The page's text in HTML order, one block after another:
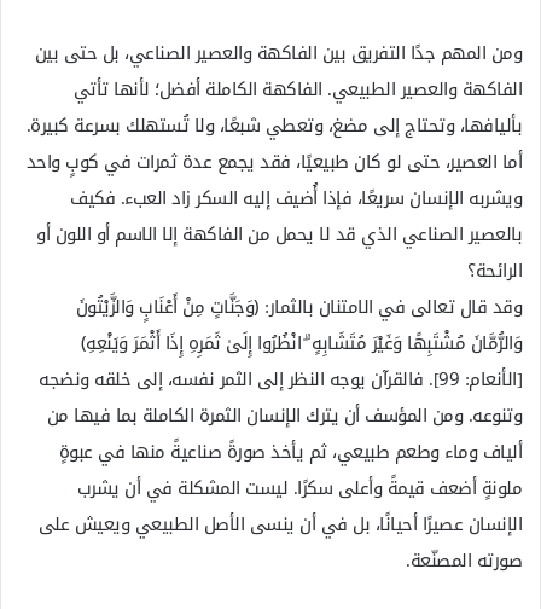
ومن المهم جدًا التفريق بين الفاكهة والعصير الصناعي، بل حتى بين
الفاكهة والعصير الطبيعي. الفاكهة الكاملة أفضل؛ لأنها تأتي
بأليافها، وتحتاج إلى مضغ، وتعطي شبعًا، ولا تُستهلك بسرعة كبيرة.
أما العصير، حتى لو كان طبيعيًا، فقد يجمع عدة ثمرات في كوبٍ واحد
ويشربه الإنسان سريعًا، فإذا أُضيف إليه السكر زاد العبء. فكيف
بالعصير الصناعي الذي قد لا يحمل من الفاكهة إلا الاسم أو اللون أو
الرائحة؟
وقد قال تعالى في الامتنان بالثمار: ﴿وَجَنَّاتٍ مِنْ أَعْنَابٍ وَالزَّيْتُونَ
وَالرُّمَّانَ مُشْتَبِهًا وَغَيْرَ مُتَشَابِهٍ ۗ انْظُرُوا إِلَىٰ ثَمَرِهِ إِذَا أَثْمَرَ وَيَنْعِهِ﴾
[الأنعام: 99]. فالقرآن يوجه النظر إلى الثمر نفسه، إلى خلقه ونضجه
وتنوعه. ومن المؤسف أن يترك الإنسان الثمرة الكاملة بما فيها من
ألياف وماء وطعم طبيعي، ثم يأخذ صورةً صناعيةً منها في عبوةٍ
ملونةٍ أضعف قيمةً وأعلى سكرًا. ليست المشكلة في أن يشرب
الإنسان عصيرًا أحيانًا، بل في أن ينسى الأصل الطبيعي ويعيش على
صورته المصنّعة.